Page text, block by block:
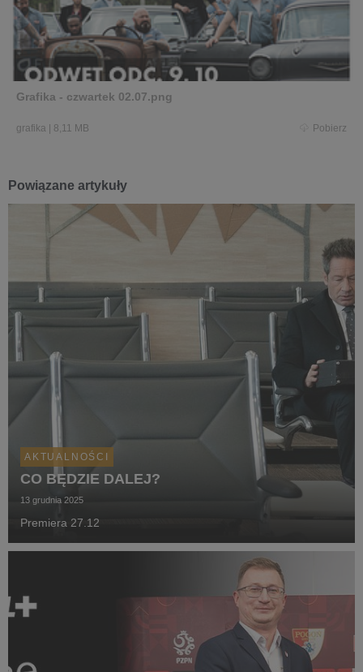
Grafika - czwartek 02.07.png
grafika 8,11 MB Pobierz
Powiązane artykuły
AKTUALNOŚCI
CO BĘDZIE DALEJ?
13 grudnia 2025
Premiera 27.12